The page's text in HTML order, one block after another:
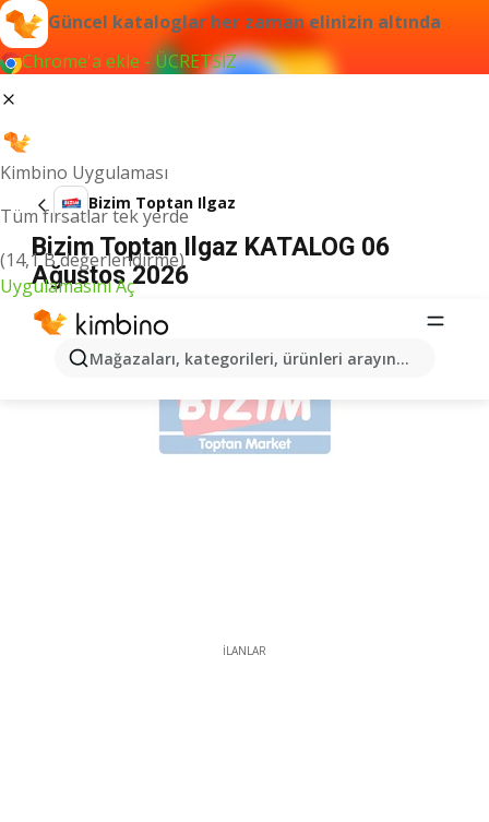
Güncel kataloglar her zaman elinizin altında
Chrome'a ekle - ÜCRETSİZ
Kimbino Uygulaması
Tüm fırsatlar tek yerde
(14,1 B değerlendirme)
Uygulamasını Aç
Mağazaları, kategorileri, ürünleri arayın...
Bizim Toptan Ilgaz
Bizim Toptan Ilgaz KATALOG 06
Ağustos 2026
İLANLAR